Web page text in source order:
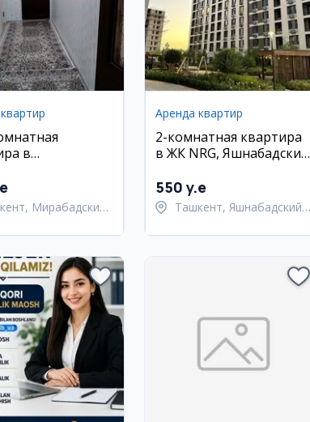
в
Мирабадский
Аренда квартир
2-комнатная квартира
в ЖК NRG, Яшнабадский
550 y.e
Ташкент, Яшнабадский